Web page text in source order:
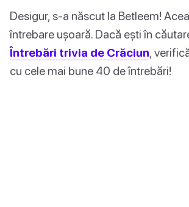
Desigur, s-a născut la Betleem!
întrebare ușoară. Dacă ești în
Întrebări trivia de Crăciun,
cu cele mai bune 40 de întrebări!